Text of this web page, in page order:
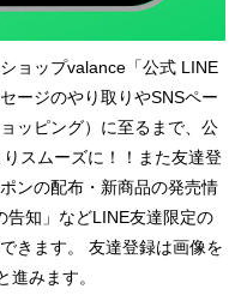
ョップvalance「公式 LINE
ージのやり取りやSNSペー
ッピング）に至るまで、公
スムーズに！！また友達登
ンの配布・新商品の発売情
告知」などLINE友達限定の
きます。 友達登録は画像を
進みます。